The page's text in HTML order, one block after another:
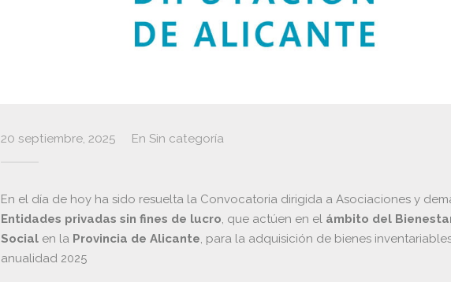
20 septiembre, 2025 En Sin categoría
En el día de hoy ha sido resuelta la Convocatoria dirigida a Asociaciones y
Entidades privadas sin fines de lucro, que actúen en el ámbito del
Social en la Provincia de Alicante, para la adquisición de bienes
anualidad 2025